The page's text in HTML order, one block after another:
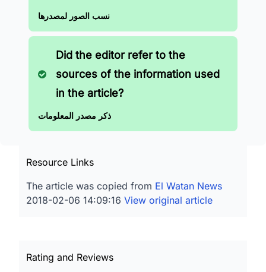
نسب الصور لمصدرها
Did the editor refer to the
sources of the information used
in the article?
ذكر مصدر المعلومات
Resource Links
The article was copied from El Watan News
2018-02-06 14:09:16 View original article
Rating and Reviews